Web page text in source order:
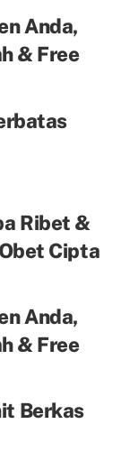
Anda,
& Free
Ribet &
Cipta
Anda,
& Free
Berkas